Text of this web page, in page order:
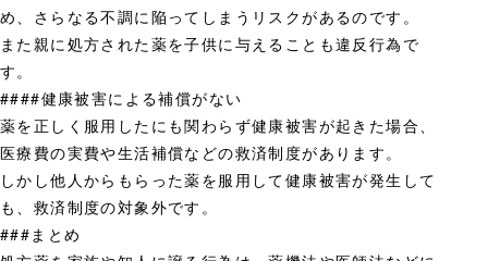
め、さらなる不調に陥ってしまうリスクがあるのです。
また親に処方された薬を子供に与えることも違反行為で
す。
####健康被害による補償がない
薬を正しく服用したにも関わらず健康被害が起きた場合、
医療費の実費や生活補償などの救済制度があります。
しかし他人からもらった薬を服用して健康被害が発生して
も、救済制度の対象外です。
###まとめ